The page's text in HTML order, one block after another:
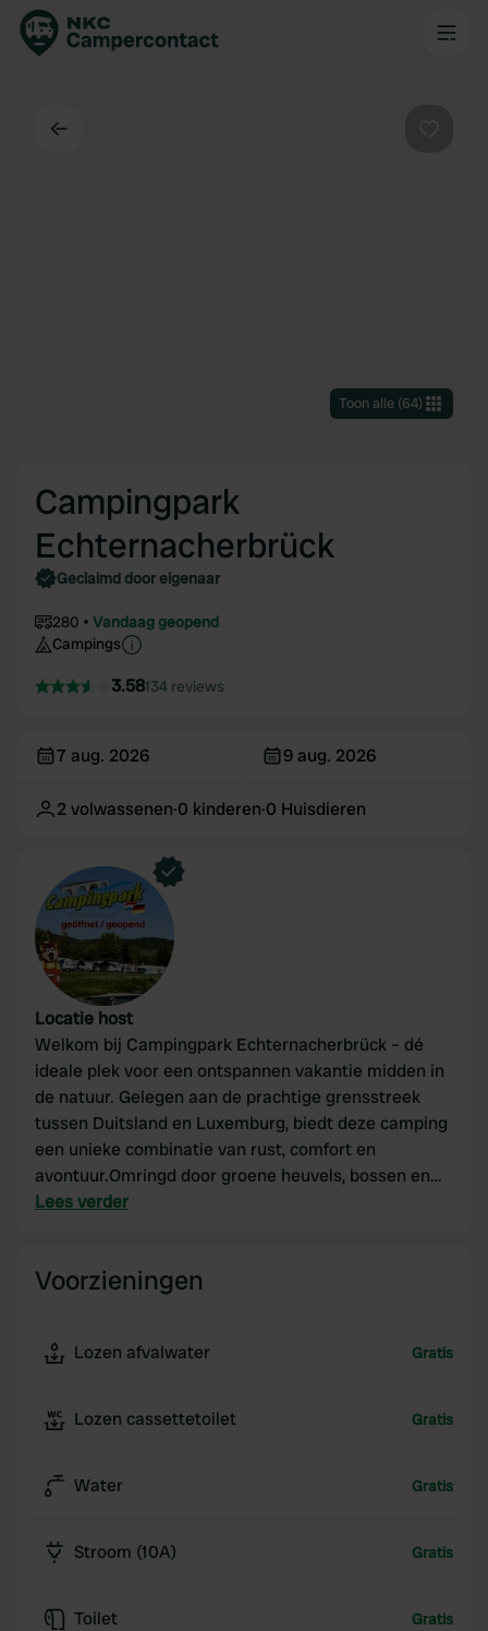
Toon alle(64)
Campingpark
Echternacherbrück
Geclaimd door eigenaar
280
Vandaag geopend
Campings
3.58134 reviews
7 aug. 2026 9 aug. 2026
2volwassenen·0 kinderen·0 Huisdieren
Locatie host
Welkom bij Campingpark Echternacherbrück – dé
ideale plek voor een ontspannen vakantie midden in
de natuur. Gelegen aan de prachtige grensstreek
tussen Duitsland en Luxemburg, biedt deze camping
een unieke combinatie van rust, comfort en
avontuur.Omringd door groene heuvels, bossen en
de schilderachtige rivier de Sûre, is Campingpark
kiest voor een ruime kampeerplaats, een
Lees verder
Voorzieningen
Lozen afvalwater Gratis
Lozen cassettetoilet Gratis
Water Gratis
Stroom (10A) Gratis
Toilet Gratis